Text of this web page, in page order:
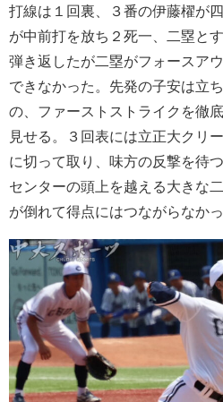
打線は１回裏、３番の伊藤櫂が
が中前打を放ち２死一、二塁と
弾き返したが二塁がフォースア
できなかった。先発の子安は立
の、ファーストストライクを徹
見せる。３回表には立正大クリ
に切って取り、味方の反撃を待
センターの頭上を越える大きな
が倒れて得点にはつながらなかっ